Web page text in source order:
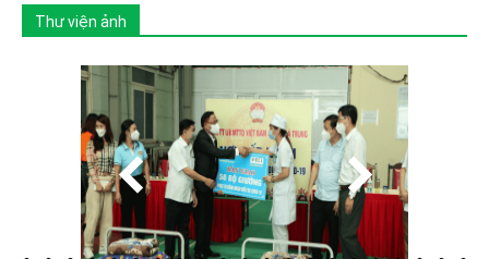
Thư viện ảnh